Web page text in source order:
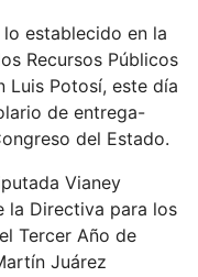
establecido en la
Recursos Públicos
Luis Potosí, este día
de entrega-
del Estado.
Vianey
la Directiva para los
Tercer Año de
Juárez